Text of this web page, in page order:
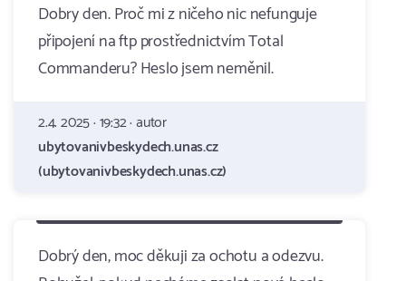
Dobry den. Proč mi z ničeho nic nefunguje
připojení na ftp prostřednictvím Total
Commanderu? Heslo jsem neměnil.
2.4. 2025 · 19:32 · autor
ubytovanivbeskydech.unas.cz
(ubytovanivbeskydech.unas.cz)
Dobrý den, moc děkuji za ochotu a odezvu.